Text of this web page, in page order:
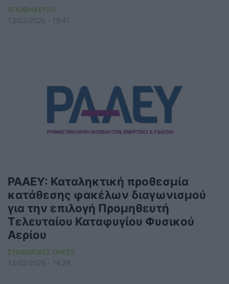
ΑΠΟΘΗΚΕΥΣΗ
13/02/2026 - 10:41
ΡΑΑΕΥ: Καταληκτική προθεσμία
κατάθεσης φακέλων διαγωνισμού
για την επιλογή Προμηθευτή
Τελευταίου Καταφυγίου Φυσικού
Αερίου
ΣΥΜΒΑΤΙΚΕΣ ΠΗΓΕΣ
12/02/2026 - 14:29